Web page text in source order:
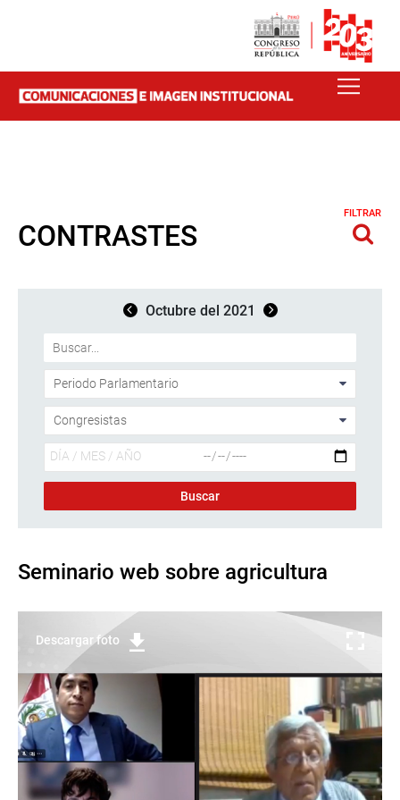
CONTRASTES
FILTRAR
Octubre del 2021
Seminario web sobre agricultura
Descargar foto